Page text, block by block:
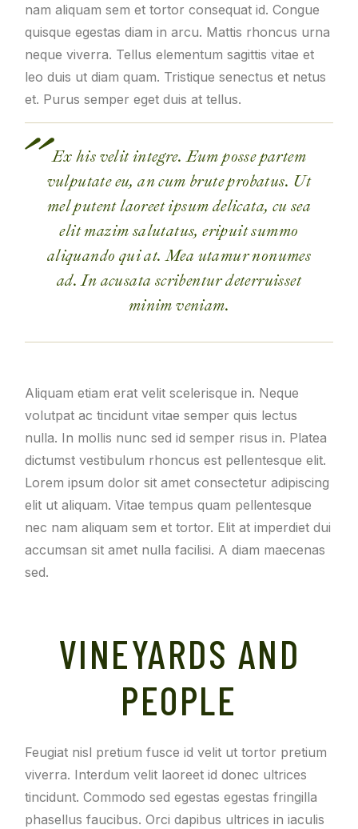
nam aliquam sem et tortor consequat id. Congue
quisque egestas diam in arcu. Mattis rhoncus urna
neque viverra. Tellus elementum sagittis vitae et
leo duis ut diam quam. Tristique senectus et netus
et. Purus semper eget duis at tellus.
Ex his velit integre. Eum posse partem
vulputate eu, an cum brute probatus. Ut
mel putent laoreet ipsum delicata, cu sea
elit mazim salutatus, eripuit summo
aliquando qui at. Mea utamur nonumes
ad. In acusata scribentur deterruisset
minim veniam.
Aliquam etiam erat velit scelerisque in. Neque
volutpat ac tincidunt vitae semper quis lectus
nulla. In mollis nunc sed id semper risus in. Platea
dictumst vestibulum rhoncus est pellentesque elit.
Lorem ipsum dolor sit amet consectetur adipiscing
elit ut aliquam. Vitae tempus quam pellentesque
nec nam aliquam sem et tortor. Elit at imperdiet dui
accumsan sit amet nulla facilisi. A diam maecenas
sed.
VINEYARDS AND
PEOPLE
Feugiat nisl pretium fusce id velit ut tortor pretium
viverra. Interdum velit laoreet id donec ultrices
tincidunt. Commodo sed egestas egestas fringilla
phasellus faucibus. Orci dapibus ultrices in iaculis